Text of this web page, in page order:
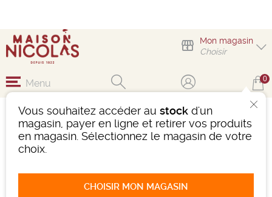
Mon magasin
Choisir
Vous souhaitez accéder au stock d'un
magasin, payer en ligne et retirer vos produits
en magasin. Sélectionnez le magasin de votre
choix.
CHOISIR MON MAGASIN
Menu 0
1/2 CHAMPAGNE
BESSERAT DE
BELLEFON BRUT ROSÉ
Champagne AOC